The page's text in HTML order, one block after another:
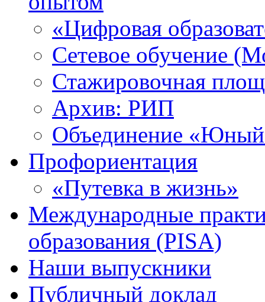
«Цифровая
Сетевое обучение
Стажировочная
Архив: РИП
Объединение «Юный
Профориентация
«Путевка в жизнь»
Международные
образования (PISA)
Наши выпускники
Публичный доклад